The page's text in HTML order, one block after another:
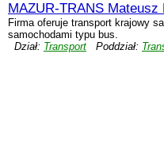
MAZUR-TRANS Mateusz
Firma oferuje transport krajowy
samochodami typu bus.
Dział: Transport Poddział: